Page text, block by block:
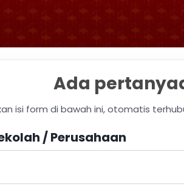
Ada
isi form di bawah ini, otomatis
/ Perusahaan